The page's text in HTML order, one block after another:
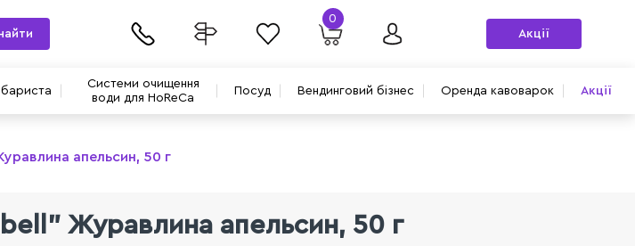
Системи очищення
води для HoReCa
Посуд Вендинговий бізнес Оренда кавоварок Акції
0
Акції
апельсин, 50 г
Журавлина апельсин, 50 г